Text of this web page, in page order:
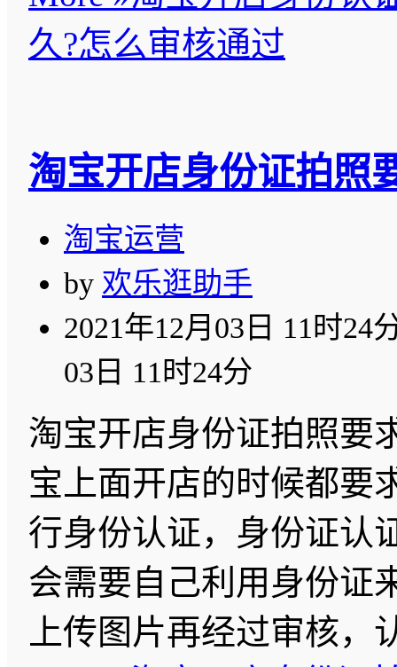
久?怎么审核通过
淘宝开店身份证拍照
淘宝运营
by 欢乐逛助手
2021年12月03日 11时24
03日 11时24分
淘宝开店身份证拍照要
宝上面开店的时候都要
行身份认证，身份证认
会需要自己利用身份证
上传图片再经过审核